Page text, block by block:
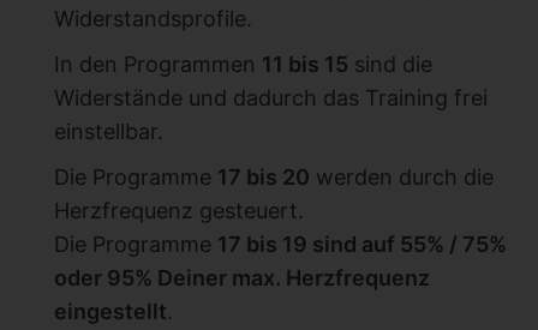
Widerstandsprofile.
In den Programmen 11 bis 15 sind die
Widerstände und dadurch das Training frei
einstellbar.
Die Programme 17 bis 20 werden durch die
Herzfrequenz gesteuert.
Die Programme 17 bis 19 sind auf 55% / 75%
oder 95% Deiner max. Herzfrequenz
eingestellt.